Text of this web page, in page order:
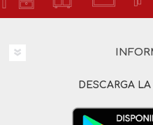
DESCARGA